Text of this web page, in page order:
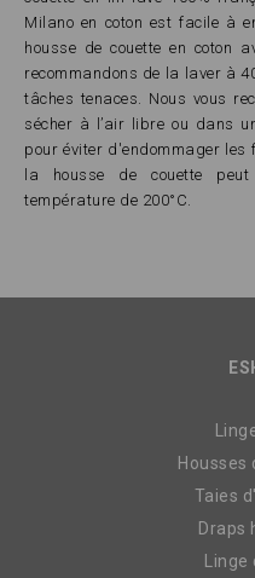
Milano en coton est facile à
housse de couette en coton
recommandons de la laver à
tâches tenaces. Nous vous
sécher à l’air libre ou dans
pour éviter d'endommager les
la housse de couette
température de 200°C.
Housses
Taies
Draps